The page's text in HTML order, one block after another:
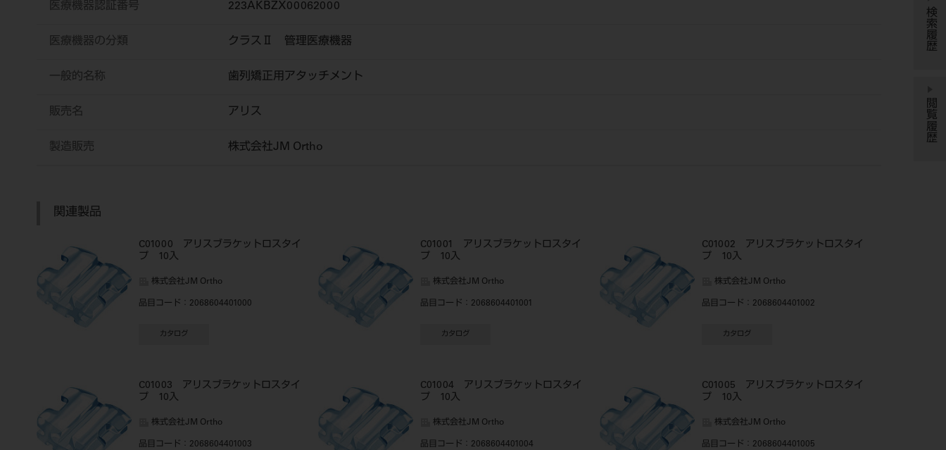
医療機器認証番号 223AKBZX00062000
医療機器の分類 クラスⅡ 管理医療機器
一般的名称 歯列矯正用アタッチメント
販売名 アリス
製造販売 株式会社JM Ortho
関連製品
C01000 アリスブラケットロスタイ
プ 10入
株式会社JM Ortho
品目コード ：2068604401000
カタログ
C01001 アリスブラケットロスタイ
プ 10入
株式会社JM Ortho
品目コード ：2068604401001
カタログ
C01002 アリスブラケットロスタイ
プ 10入
株式会社JM Ortho
品目コード ：2068604401002
カタログ
C01003 アリスブラケットロスタイ
プ 10入
株式会社JM Ortho
品目コード ：2068604401003
C01004 アリスブラケットロスタイ
プ 10入
株式会社JM Ortho
品目コード ：2068604401004
C01005 アリスブラケットロスタイ
プ 10入
株式会社JM Ortho
品目コード ：2068604401005
検索履歴
閲覧履歴